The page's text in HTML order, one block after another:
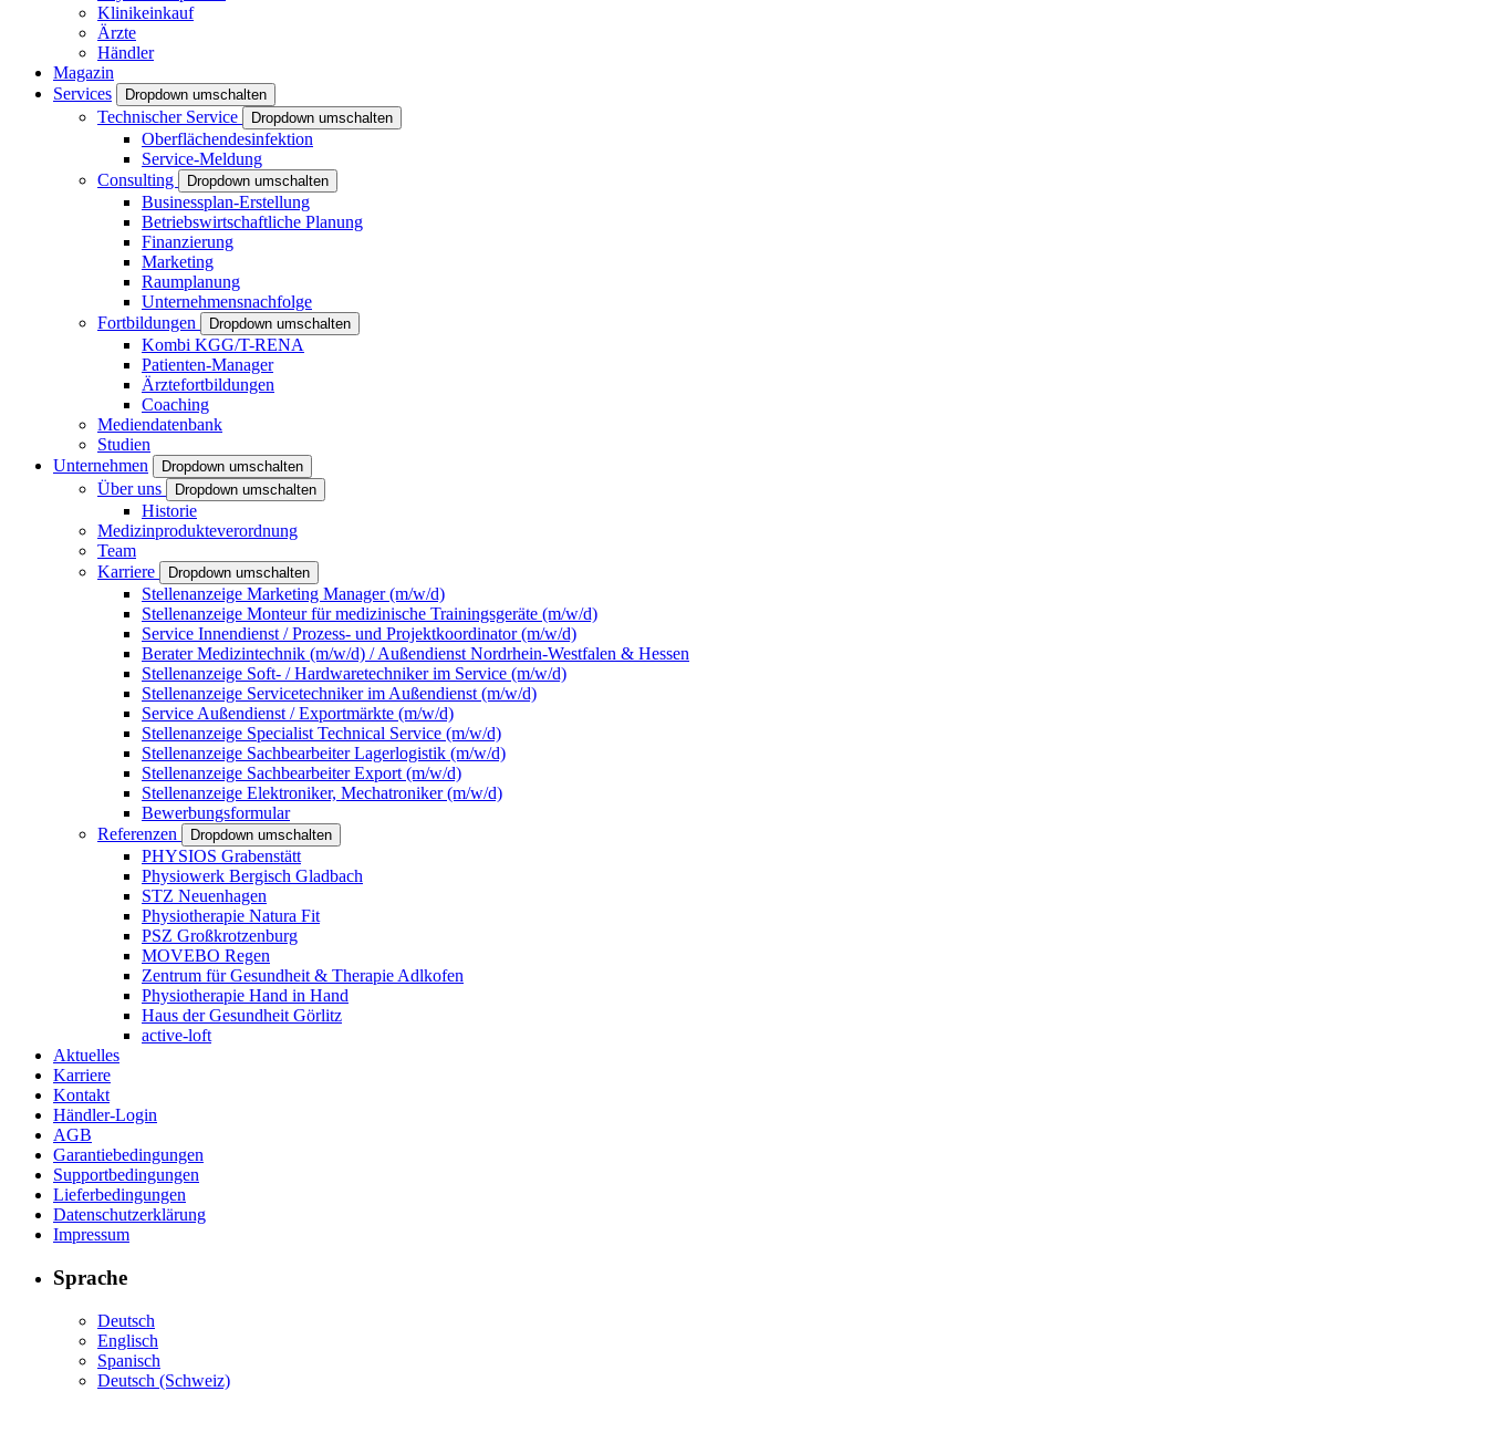
Klinikeinkauf
Ärzte
Händler
Magazin
Services
Dropdown umschalten
Technischer Service Dropdown umschalten
Oberflächendesinfektion
Service-Meldung
Consulting
Dropdown umschalten
Businessplan-Erstellung
Betriebswirtschaftliche Planung
Finanzierung
Marketing
Raumplanung
Unternehmensnachfolge
Fortbildungen
Dropdown umschalten
Kombi KGG/T-RENA
Patienten-Manager
Ärztefortbildungen
Coaching
Mediendatenbank
Studien
Unternehmen
Dropdown umschalten
Über uns Dropdown umschalten
Historie
Medizinprodukteverordnung
Team
Karriere
Dropdown umschalten
Stellenanzeige Marketing Manager (m/w/d)
Stellenanzeige Monteur für medizinische Trainingsgeräte (m/w/d)
Service Innendienst / Prozess- und Projektkoordinator (m/w/d)
Berater Medizintechnik (m/w/d) / Außendienst Nordrhein-Westfalen & Hessen
Stellenanzeige Soft- / Hardwaretechniker im Service (m/w/d)
Stellenanzeige Servicetechniker im Außendienst (m/w/d)
Service Außendienst / Exportmärkte (m/w/d)
Stellenanzeige Specialist Technical Service (m/w/d)
Stellenanzeige Sachbearbeiter Lagerlogistik (m/w/d)
Stellenanzeige Sachbearbeiter Export (m/w/d)
Stellenanzeige Elektroniker, Mechatroniker (m/w/d)
Bewerbungsformular
Referenzen
Dropdown umschalten
PHYSIOS Grabenstätt
Physiowerk Bergisch Gladbach
STZ Neuenhagen
Physiotherapie Natura Fit
PSZ Großkrotzenburg
MOVEBO Regen
Zentrum für Gesundheit & Therapie Adlkofen
Physiotherapie Hand in Hand
Haus der Gesundheit Görlitz
active-loft
Aktuelles
Karriere
Kontakt
Händler-Login
AGB
Garantiebedingungen
Supportbedingungen
Lieferbedingungen
Datenschutzerklärung
Impressum
Sprache
Deutsch
Englisch
Spanisch
Deutsch (Schweiz)